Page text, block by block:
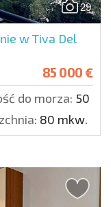
29
w Tiva Del
85 000 €
do morza: 50 m.
80 mkw.